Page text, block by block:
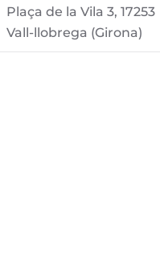
Plaça de la Vila 3, 17253
Vall-llobrega (Girona)